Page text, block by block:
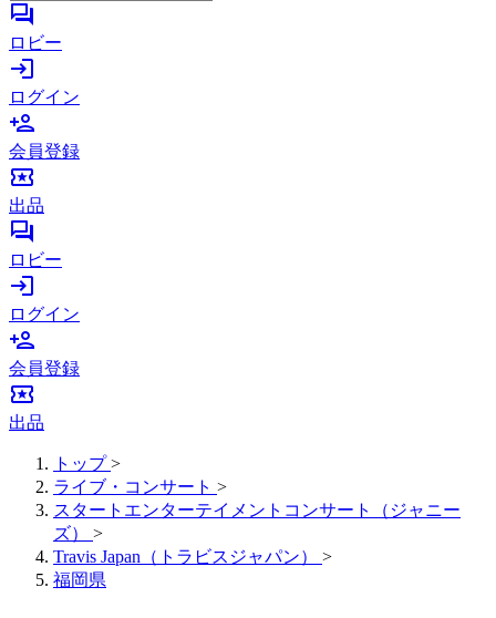
forum
ロビー
login
ログイン
person_add
会員登録
local_activity
出品
forum
ロビー
login
ログイン
person_add
会員登録
local_activity
出品
トップ >
ライブ・コンサート >
スタートエンターテイメントコンサート（ジャニー
ズ）
>
Travis Japan（トラビスジャパン）
>
福岡県